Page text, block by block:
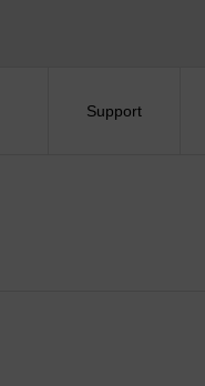
Support